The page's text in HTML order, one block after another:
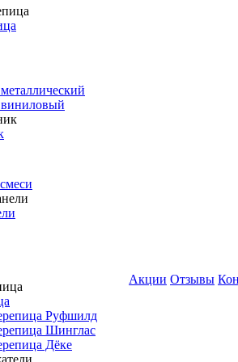
Руфшилд
Шинглас
Дёке
Акции Отзывы